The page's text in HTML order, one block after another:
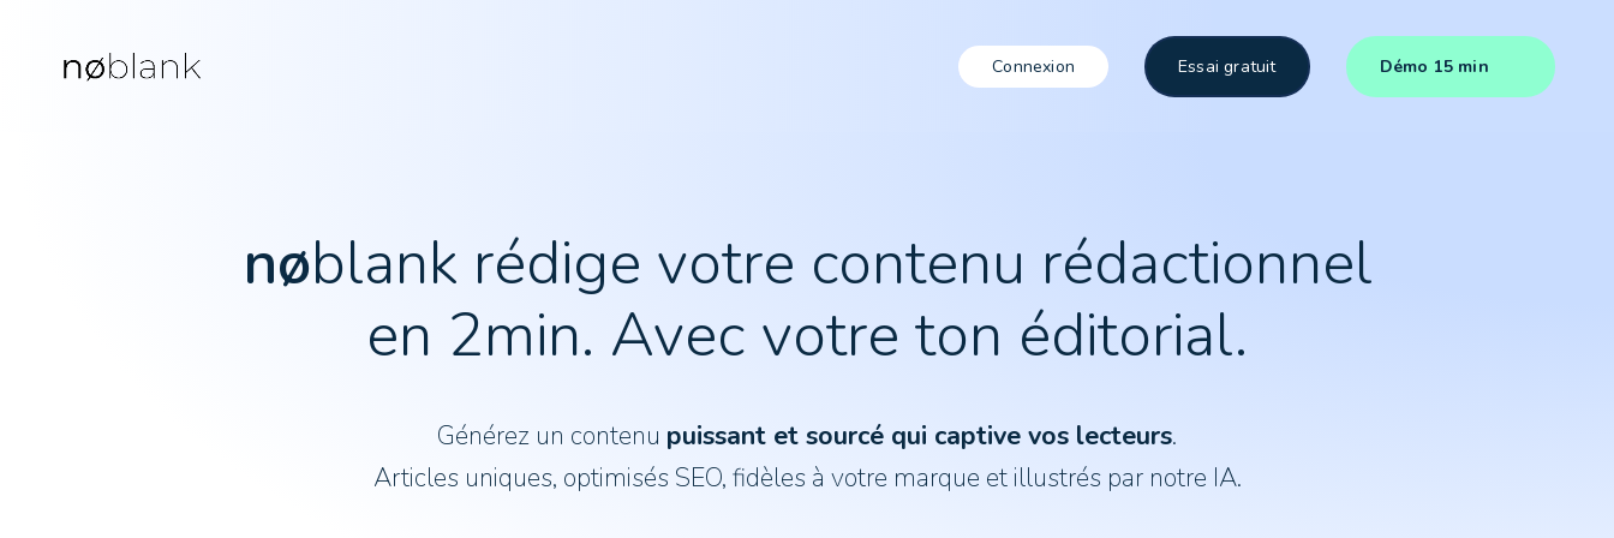
Connexion Essai gratuit Démo 15 min
nøblank rédige votre contenu rédactionnel
en 2min. Avec votre ton éditorial.
Générez un contenu puissant et sourcé qui captive vos lecteurs.
Articles uniques, optimisés SEO, fidèles à votre marque et illustrés par notre IA.